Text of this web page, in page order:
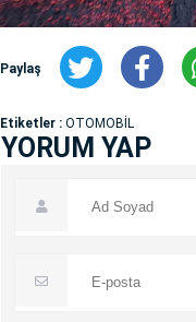
Paylaş
Etiketler : OTOMOBİL
YORUM YAP